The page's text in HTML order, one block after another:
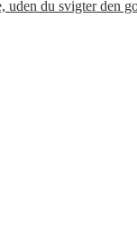
uden du svigter den